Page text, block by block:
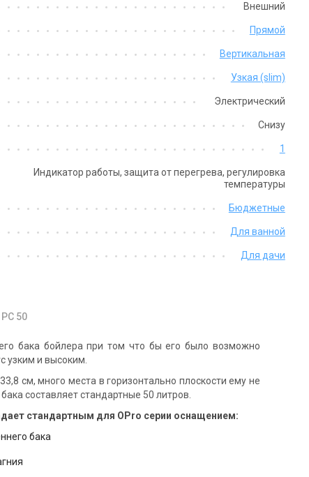
Внешний
Прямой
Вертикальная
Узкая (slim)
Электрический
Снизу
1
Индикатор работы, защита от перегрева, регулировка
температуры
Бюджетные
Для ванной
Для дачи
50
бака бойлера при том что бы его было возможно
узким и высоким.
см, много места в горизонтально плоскости ему не
составляет стандартные 50 литров.
стандартным для OPro серии оснащением:
бака